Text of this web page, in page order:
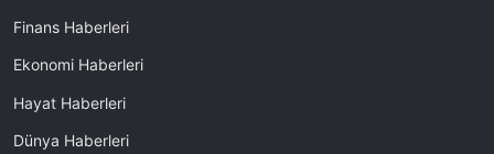
Finans Haberleri
Ekonomi Haberleri
Hayat Haberleri
Dünya Haberleri